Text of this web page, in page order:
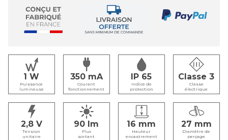
1
Puissance
lumineuse
350
Courant
fonctionnement
IP 65
Indice de
protection
Classe 3
Classe
électrique
2,8
Tension
unitaire
90
Flux
sortant
16
Hauteur
encastrement
27
Diamètre de
perçage